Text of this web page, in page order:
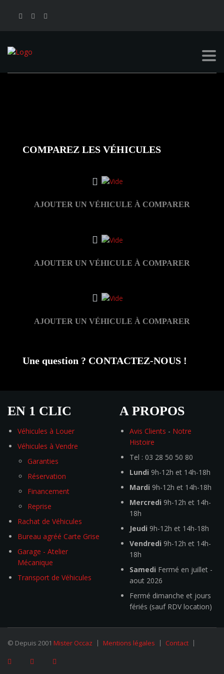
COMPAREZ LES VÉHICULES
AJOUTER UN VÉHICULE À COMPARER
AJOUTER UN VÉHICULE À COMPARER
AJOUTER UN VÉHICULE À COMPARER
Une question ? CONTACTEZ-NOUS !
EN 1 CLIC
Véhicules à Louer
Véhicules à Vendre
Garanties
Réservation
Financement
Reprise
Rachat de Véhicules
Bureau agréé Carte Grise
Garage - Atelier
Mécanique
Transport de Véhicules
A PROPOS
Avis Clients - Notre
Histoire
Tel : 03 28 50 50 80
Lundi 9h-12h et 14h-18h
Mardi 9h-12h et 14h-18h
Mercredi 9h-12h et 14h-
18h
Jeudi 9h-12h et 14h-18h
Vendredi 9h-12h et 14h-
18h
Samedi Fermé en juillet -
aout 2026
Fermé dimanche et jours
fériés (sauf RDV location)
© Depuis 2001 Mister Occaz Mentions légales Contact